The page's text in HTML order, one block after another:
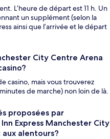
L’heure de départ est 11 h. Un
un supplément (selon la
ainsi que l’arrivée et le départ
City Centre Arena
casino, mais vous trouverez
de marche) non loin de là.
proposées par
Express Manchester City
alentours?